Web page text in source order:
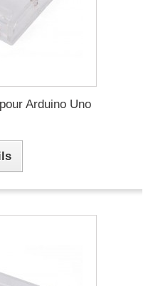
Arduino Uno